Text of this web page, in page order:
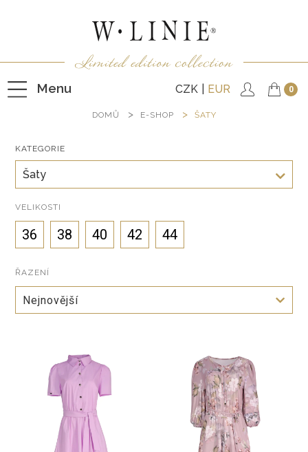
Menu CZK EUR 0
HALENKY
TRIČKA
NEPODŠITÉ KABÁTKY
PODŠITÉ KABÁTKY
SUKNĚ
KABÁTY, BUNDY
DOPLŇKY
DÁRKOVÉ POUKAZY
DOMŮ E-SHOP ŠATY
KATEGORIE
Šaty
VELIKOSTI
36 38 40 42 44
ŘAZENÍ
Nejnovější